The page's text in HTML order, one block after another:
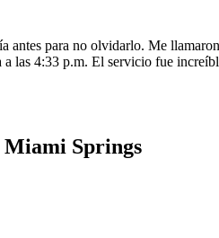
para no olvidarlo. Me
las 4:33 p.m. El servicio fue
Miami Springs